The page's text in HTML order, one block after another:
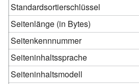
Standardsortierschlüssel
Seitenlänge (in Bytes)
Seitenkennnummer
Seiteninhaltssprache
Seiteninhaltsmodell